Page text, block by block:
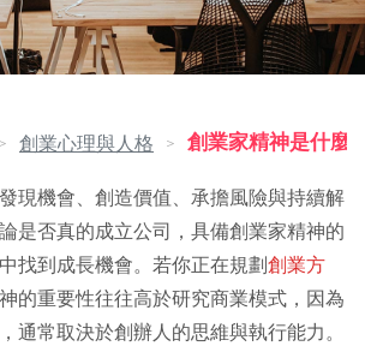
＞ 創業心理與人格 ＞ 創業家精神是什麼
現機會、創造價值、承擔風險與持續解
是否真的成立公司，具備創業家精神的
找到成長機會。若你正在規劃創業方
的重要性往往高於研究商業模式，因為
通常取決於創辦人的思維與執行能力。